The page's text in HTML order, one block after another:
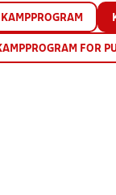
KAMPPROGRAM
FOR